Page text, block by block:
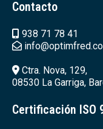
Contacto
938 71 78 41
Ctra. Nova, 129,
08530 La Garriga,
Certificación ISO